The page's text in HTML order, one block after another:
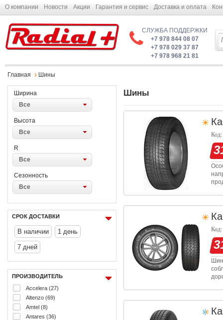
О компании Новости Акции Гарантия и сервис Доставка и оплата
СЛУЖБА ПОДДЕРЖКИ
+7 978 844 08 07
+7 978 029 37 87
+7 978 968 21 81
Главная Шины
Ширина
Все
Высота
Все
R
Все
Сезонность
Все
СРОК ДОСТАВКИ
В наличии 1 день
7 дней
ПРОИЗВОДИТЕЛЬ
Accelera (27)
Altenzo (69)
Amtel (8)
Antares (36)
Шины
Код:
Код: